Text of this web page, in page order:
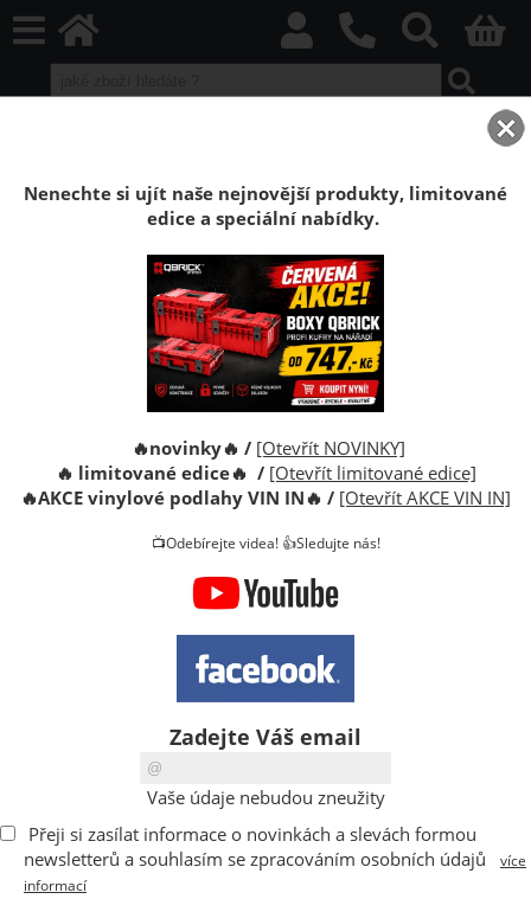
Rohová lišta Kospan KD
Originál lišta LDF pro laminátový obklad Kospan,
rozměr 30 x 30 mm. Vnitřní roh.
ks
Dostupnost:
7-14 dní
Sklad:
Nenechte si ujít naše nejnovější produkty, limitované
edice a speciální nabídky.
🔥novinky🔥 / [Otevřít NOVINKY]
🔥 limitované edice🔥 / [Otevřít limitované edice]
🔥AKCE vinylové podlahy VIN IN🔥 / [Otevřít AKCE VIN IN]
📺Odebírejte videa! 👍Sledujte nás!
Zadejte Váš email
Vaše údaje nebudou zneužity
Přeji si zasílat informace o novinkách a slevách formou
newsletterů a souhlasím se zpracováním osobních údajů
více
informací